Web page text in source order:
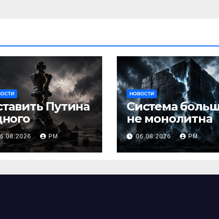
Путина
РМ
НОВОСТИ
Система
не монолитна
06.08.2026 РМ